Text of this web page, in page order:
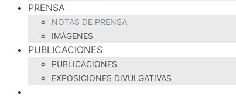
PRENSA
NOTAS DE PRENSA
IMÁGENES
PUBLICACIONES
PUBLICACIONES
EXPOSICIONES DIVULGATIVAS